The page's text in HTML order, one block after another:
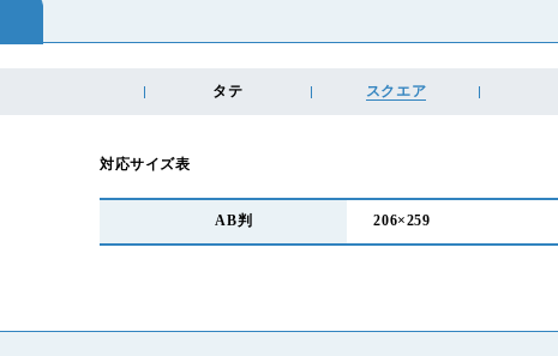
タテ スクエア
対応サイズ表
AB判 206×259